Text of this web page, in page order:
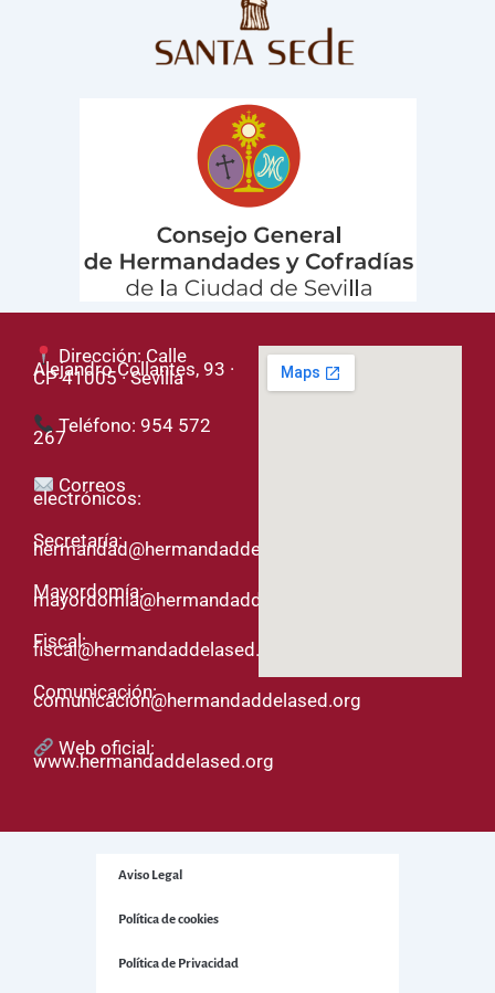
Dirección: Calle
Alejandro Collantes, 93 ·
CP 41005 · Sevilla
Teléfono: 954 572
267
Correos
electrónicos:
Secretaría:
hermandad@hermandaddelased.org
Mayordomía:
mayordomia@hermandaddelased.org
Fiscal:
fiscal@hermandaddelased.org
Comunicación:
comunicacion@hermandaddelased.org
Web oficial:
www.hermandaddelased.org
Aviso Legal
Política de cookies
Política de Privacidad